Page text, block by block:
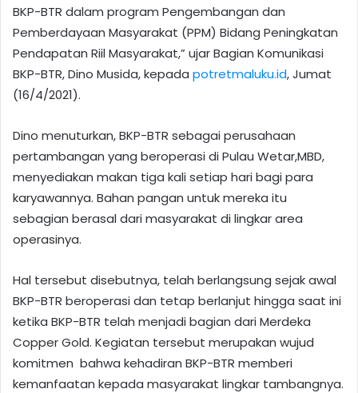
BKP-BTR dalam program Pengembangan dan
Pemberdayaan Masyarakat (PPM) Bidang Peningkatan
Pendapatan Riil Masyarakat,” ujar Bagian Komunikasi
BKP-BTR, Dino Musida, kepada potretmaluku.id, Jumat
(16/4/2021).
Dino menuturkan, BKP-BTR sebagai perusahaan
pertambangan yang beroperasi di Pulau Wetar,MBD,
menyediakan makan tiga kali setiap hari bagi para
karyawannya. Bahan pangan untuk mereka itu
sebagian berasal dari masyarakat di lingkar area
operasinya.
Hal tersebut disebutnya, telah berlangsung sejak awal
BKP-BTR beroperasi dan tetap berlanjut hingga saat ini
ketika BKP-BTR telah menjadi bagian dari Merdeka
Copper Gold. Kegiatan tersebut merupakan wujud
komitmen bahwa kehadiran BKP-BTR memberi
kemanfaatan kepada masyarakat lingkar tambangnya.